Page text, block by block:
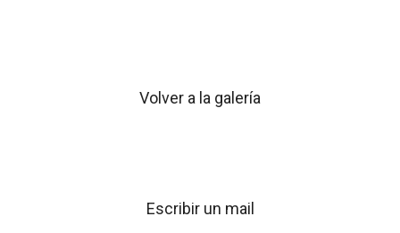
Volver a la galería
Escribir un mail